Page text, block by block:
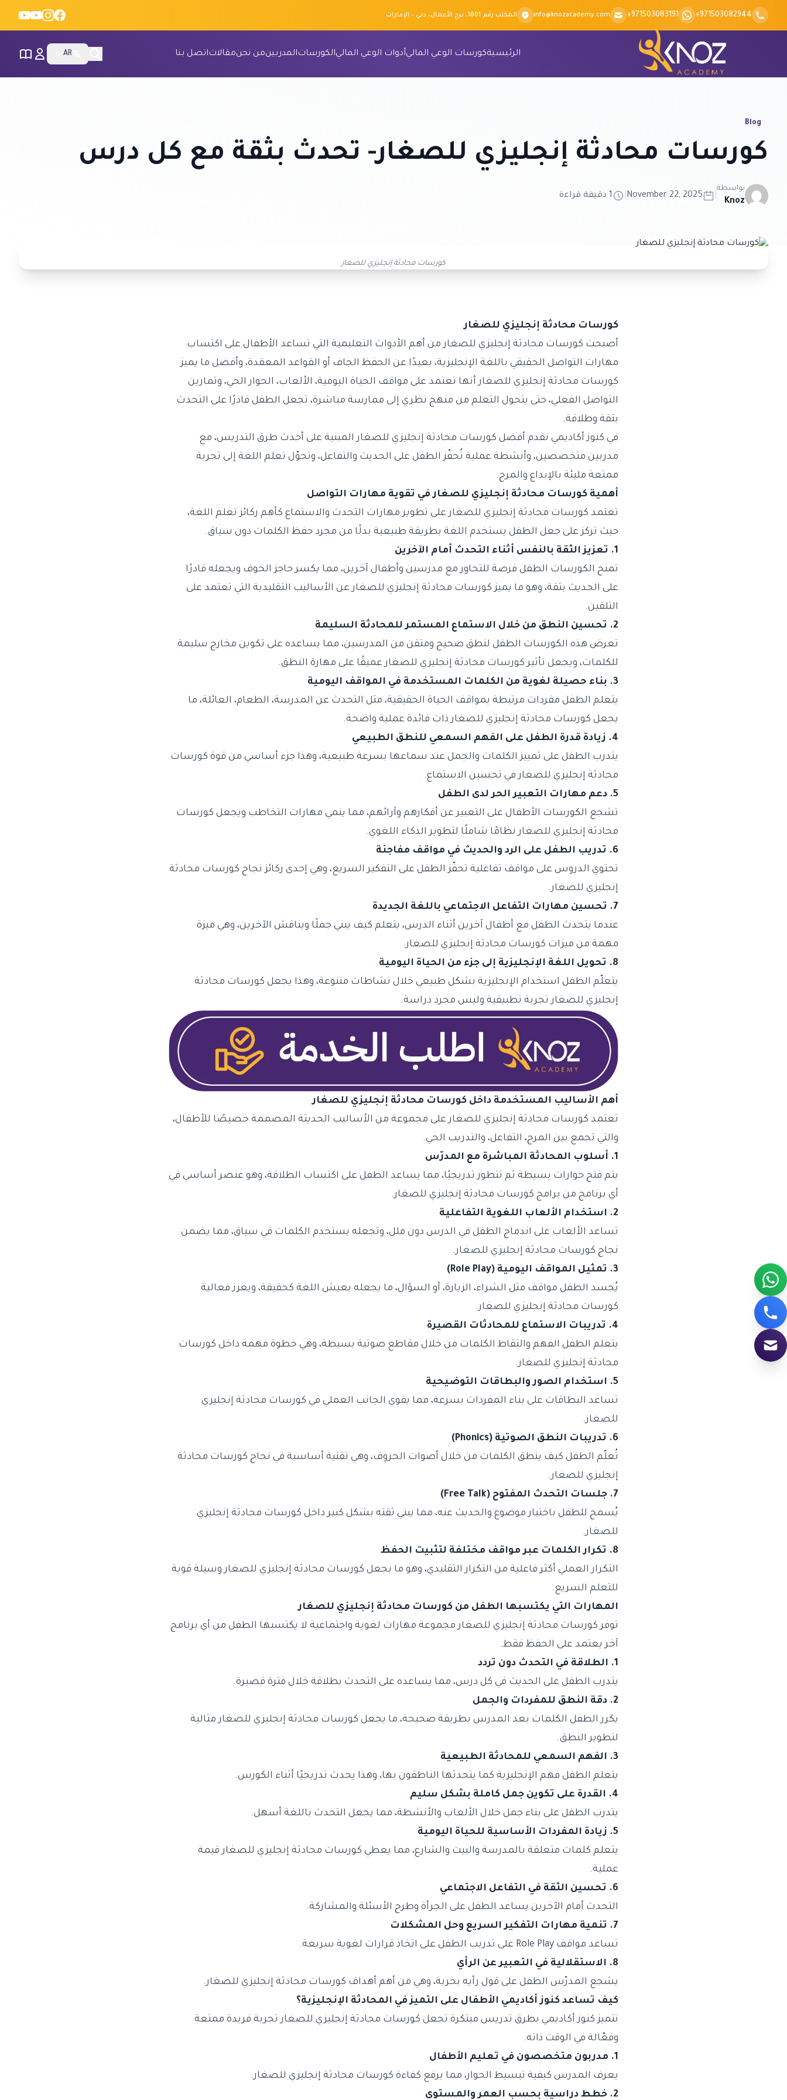
Skip to content
+971503082944
+971503083191
info@knozacademy.com المكتب رقم 1801، برج الأعمال، دبي – الإمارات
الرئيسيةكورسات الوعي الماليأدوات الوعي الماليالكورساتالمدربينمن نحنمقالاتاتصل بنا AR
Blog
كورسات محادثة إنجليزي للصغار- تحدث بثقة مع كل درس
بواسطة
Knoz
November 22, 2025 1 دقيقة قراءة
كورسات محادثة إنجليزي للصغار
كورسات محادثة إنجليزي للصغار
أصبحت كورسات محادثة إنجليزي للصغار من أهم الأدوات التعليمية التي تساعد الأطفال على اكتساب
مهارات التواصل الحقيقي باللغة الإنجليزية، بعيدًا عن الحفظ الجاف أو القواعد المعقدة، وأفضل ما يميز
كورسات محادثة إنجليزي للصغار أنها تعتمد على مواقف الحياة اليومية، الألعاب، الحوار الحي، وتمارين
التواصل الفعلي، حتى يتحول التعلم من منهج نظري إلى ممارسة مباشرة، تجعل الطفل قادرًا على التحدث
بثقة وطلاقة.
في كنوز أكاديمي نقدم أفضل كورسات محادثة إنجليزي للصغار المبنية على أحدث طرق التدريس، مع
مدربين متخصصين، وأنشطة عملية تُحفّز الطفل على الحديث والتفاعل، وتحوّل تعلم اللغة إلى تجربة
ممتعة مليئة بالإبداع والمرح.
أهمية كورسات محادثة إنجليزي للصغار في تقوية مهارات التواصل
تعتمد كورسات محادثة إنجليزي للصغار على تطوير مهارات التحدث والاستماع كأهم ركائز تعلم اللغة،
حيث تركز على جعل الطفل يستخدم اللغة بطريقة طبيعية بدلًا من مجرد حفظ الكلمات دون سياق.
1. تعزيز الثقة بالنفس أثناء التحدث أمام الآخرين
تمنح الكورسات الطفل فرصة للتحاور مع مدرسين وأطفال آخرين، مما يكسر حاجز الخوف ويجعله قادرًا
على الحديث بثقة، وهو ما يميز كورسات محادثة إنجليزي للصغار عن الأساليب التقليدية التي تعتمد على
التلقين.
2. تحسين النطق من خلال الاستماع المستمر للمحادثة السليمة
تعرض هذه الكورسات الطفل لنطق صحيح ومتقن من المدرسين، مما يساعده على تكوين مخارج سليمة
للكلمات، ويجعل تأثير كورسات محادثة إنجليزي للصغار عميقًا على مهارة النطق.
3. بناء حصيلة لغوية من الكلمات المستخدمة في المواقف اليومية
يتعلم الطفل مفردات مرتبطة بمواقف الحياة الحقيقية، مثل التحدث عن المدرسة، الطعام، العائلة، ما
يجعل كورسات محادثة إنجليزي للصغار ذات فائدة عملية واضحة.
4. زيادة قدرة الطفل على الفهم السمعي للنطق الطبيعي
يتدرب الطفل على تمييز الكلمات والجمل عند سماعها بسرعة طبيعية، وهذا جزء أساسي من قوة كورسات
محادثة إنجليزي للصغار في تحسين الاستماع.
5. دعم مهارات التعبير الحر لدى الطفل
تشجع الكورسات الأطفال على التعبير عن أفكارهم وآرائهم، مما ينمي مهارات التخاطب ويجعل كورسات
محادثة إنجليزي للصغار نظامًا شاملًا لتطوير الذكاء اللغوي.
6. تدريب الطفل على الرد والحديث في مواقف مفاجئة
تحتوي الدروس على مواقف تفاعلية تحفّز الطفل على التفكير السريع، وهي إحدى ركائز نجاح كورسات محادثة
إنجليزي للصغار.
7. تحسين مهارات التفاعل الاجتماعي باللغة الجديدة
عندما يتحدث الطفل مع أطفال آخرين أثناء الدرس، يتعلم كيف يبني جملًا ويناقش الآخرين، وهي ميزة
مهمة من ميزات كورسات محادثة إنجليزي للصغار.
8. تحويل اللغة الإنجليزية إلى جزء من الحياة اليومية
يتعلّم الطفل استخدام الإنجليزية بشكل طبيعي خلال نشاطات متنوعة، وهذا يجعل كورسات محادثة
إنجليزي للصغار تجربة تطبيقية وليس مجرد دراسة.
أهم الأساليب المستخدمة داخل كورسات محادثة إنجليزي للصغار
تعتمد كورسات محادثة إنجليزي للصغار على مجموعة من الأساليب الحديثة المصممة خصيصًا للأطفال،
والتي تجمع بين المرح، التفاعل، والتدريب الحي.
1. أسلوب المحادثة المباشرة مع المدرّس
يتم فتح حوارات بسيطة ثم تتطور تدريجيًا، مما يساعد الطفل على اكتساب الطلاقة، وهو عنصر أساسي في
أي برنامج من برامج كورسات محادثة إنجليزي للصغار.
2. استخدام الألعاب اللغوية التفاعلية
تساعد الألعاب على اندماج الطفل في الدرس دون ملل، وتجعله يستخدم الكلمات في سياق، مما يضمن
نجاح كورسات محادثة إنجليزي للصغار.
3. تمثيل المواقف اليومية (Role Play)
يُجسد الطفل مواقف مثل الشراء، الزيارة، أو السؤال، ما يجعله يعيش اللغة كحقيقة، ويعزز فعالية
كورسات محادثة إنجليزي للصغار.
4. تدريبات الاستماع للمحادثات القصيرة
يتعلم الطفل الفهم والتقاط الكلمات من خلال مقاطع صوتية بسيطة، وهي خطوة مهمة داخل كورسات
محادثة إنجليزي للصغار.
5. استخدام الصور والبطاقات التوضيحية
تساعد البطاقات على بناء المفردات بسرعة، مما يقوي الجانب العملي في كورسات محادثة إنجليزي
للصغار.
6. تدريبات النطق الصوتية (Phonics)
تُعلّم الطفل كيف ينطق الكلمات من خلال أصوات الحروف، وهي تقنية أساسية في نجاح كورسات محادثة
إنجليزي للصغار.
7. جلسات التحدث المفتوح (Free Talk)
يُسمح للطفل باختيار موضوع والحديث عنه، مما يبني ثقته بشكل كبير داخل كورسات محادثة إنجليزي
للصغار.
8. تكرار الكلمات عبر مواقف مختلفة لتثبيت الحفظ
التكرار العملي أكثر فاعلية من التكرار التقليدي، وهو ما يجعل كورسات محادثة إنجليزي للصغار وسيلة قوية
للتعلم السريع.
المهارات التي يكتسبها الطفل من كورسات محادثة إنجليزي للصغار
توفر كورسات محادثة إنجليزي للصغار مجموعة مهارات لغوية واجتماعية لا يكتسبها الطفل من أي برنامج
آخر يعتمد على الحفظ فقط.
1. الطلاقة في التحدث دون تردد
يتدرب الطفل على الحديث في كل درس، مما يساعده على التحدث بطلاقة خلال فترة قصيرة.
2. دقة النطق للمفردات والجمل
يكرر الطفل الكلمات بعد المدرس بطريقة صحيحة، ما يجعل كورسات محادثة إنجليزي للصغار مثالية
لتطوير النطق.
3. الفهم السمعي للمحادثة الطبيعية
يتعلم الطفل فهم الإنجليزية كما يتحدثها الناطقون بها، وهذا يحدث تدريجيًا أثناء الكورس.
4. القدرة على تكوين جمل كاملة بشكل سليم
يتدرب الطفل على بناء جمل خلال الألعاب والأنشطة، مما يجعل التحدث باللغة أسهل.
5. زيادة المفردات الأساسية للحياة اليومية
يتعلم كلمات متعلقة بالمدرسة والبيت والشارع، مما يعطي كورسات محادثة إنجليزي للصغار قيمة
عملية.
6. تحسين الثقة في التفاعل الاجتماعي
التحدث أمام الآخرين يساعد الطفل على الجرأة وطرح الأسئلة والمشاركة.
7. تنمية مهارات التفكير السريع وحل المشكلات
تساعد مواقف Role Play على تدريب الطفل على اتخاذ قرارات لغوية سريعة.
8. الاستقلالية في التعبير عن الرأي
يشجع المدرّس الطفل على قول رأيه بحرية، وهي من أهم أهداف كورسات محادثة إنجليزي للصغار.
كيف تساعد كنوز أكاديمي الأطفال على التميز في المحادثة الإنجليزية؟
تتميز كنوز أكاديمي بطرق تدريس مبتكرة تجعل كورسات محادثة إنجليزي للصغار تجربة فريدة ممتعة
وفعّالة في الوقت ذاته.
1. مدربون متخصصون في تعليم الأطفال
يعرف المدرس كيفية تبسيط الحوار، مما يرفع كفاءة كورسات محادثة إنجليزي للصغار.
2. خطط دراسية بحسب العمر والمستوى